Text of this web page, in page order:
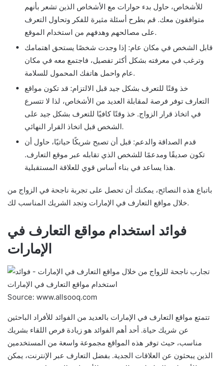
للأشخاص، حاول بدء حوارات مع الأشخاص الذين تشعر بأنهم
متوافقون معك. قم بطرح أسئلة مثيرة للفكر وتحاول التعرف
على مصالحهم وهدفهم من استخدام الموقع.
قابل الشخص في مكان عام: إذا وجدت شخصًا يستحق اهتمامك
وترغب في معرفته بشكل أكثر تفصيل، فاجتمع معه في مكان
عام واحمل هاتفك المحمول للسلامة.
خذ وقتًا للتعرف بشكل جيد قبل الالتزام: قد تكون مواقع
التعارف توفر فرصة لمقابلة العديد من الأشخاص، لذا لا تتسرع
في اتخاذ قرار الزواج. خذ وقتًا كافيًا للتعرف بشكل جيد على
الشخص قبل اتخاذ القرار النهائي.
قدم الصداقة والدعم: قبل أن تصبح شريكًا حياتيًا، حاول أن
تكون صديقًا ومدعمًا للشخص الذي تقابله عبر موقع التعارف.
هذا يساعد في بناء أساس قوي للعلاقة المستقبلية.
باتباع هذه النصائح، يمكنك أن تحصل على تجربة ناجحة في الزواج من
خلال مواقع التعارف في الإمارات وتجد الشريك المناسب لك.
فوائد استخدام مواقع التعارف في
الإمارات
Source: www.allsooq.com
تتمتع مواقع التعارف في الإمارات بالعديد من الفوائد للأفراد الباحثين
عن شريك حياة. أحد أهم الفوائد هو زيادة فرص اللقاء بشريك
مناسب، حيث توفر هذه المواقع مجموعة واسعة من المستخدمين
الذين يبحثون عن العلاقات الجدية. بفضل التعارف عبر الإنترنت، يمكن